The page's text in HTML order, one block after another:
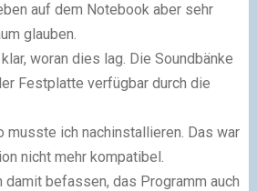
auf dem Notebook aber sehr
glau­ben.
woran dies lag. Die Soundbänke
Festplatte verfügbar durch die
musste ich nachinstallieren. Das war
nicht mehr kompatibel.
damit befassen, das Programm auch